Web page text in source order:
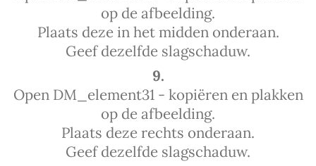
op de afbeelding.
Plaats deze in het midden onderaan.
Geef dezelfde slagschaduw.
9.
Open DM_element31 - kopiëren en plakken
op de afbeelding.
Plaats deze rechts onderaan.
Geef dezelfde slagschaduw.